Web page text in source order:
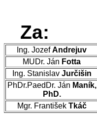
Za:
Ing. JozefAndrejuv
MUDr. Ján Fotta
Ing. Stanislav Jurčišin
PhDr.PaedDr. Ján Maník,
PhD.
Mgr. František Tkáč